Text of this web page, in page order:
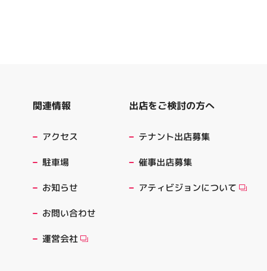
関連情報
アクセス
駐車場
お知らせ
お問い合わせ
運営会社
出店をご検討の方へ
テナント出店募集
催事出店募集
アティビジョンについて